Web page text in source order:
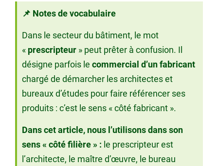
📌 Notes de vocabulaire
Dans le secteur du bâtiment, le mot
« prescripteur » peut prêter à confusion. Il
désigne parfois lecommercial d’un fabricant
chargé de démarcher les architectes et
bureaux d’études pour faire référencer ses
produits : c’est le sens « côté fabricant ».
Dans cet article, nous l’utilisons dans son
sens « côté filière » : le prescripteur est
l’architecte, le maître d’œuvre, le bureau